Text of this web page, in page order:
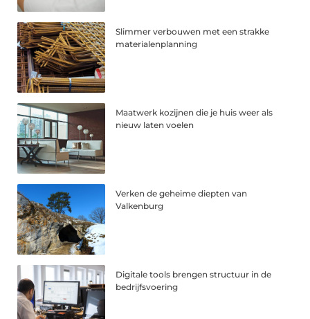
Slimmer verbouwen met een strakke
materialenplanning
Maatwerk kozijnen die je huis weer als
nieuw laten voelen
Verken de geheime diepten van
Valkenburg
Digitale tools brengen structuur in de
bedrijfsvoering